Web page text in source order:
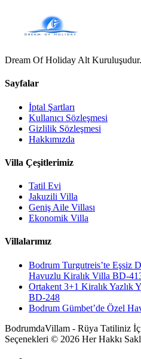
Dream Of Holiday Alt Kuruluşudur.
Sayfalar
İptal Şartları
Kullanıcı Sözleşmesi
Gizlilik Sözleşmesi
Hakkımızda
Villa Çeşitlerimiz
Tatil Evi
Jakuzili Villa
Geniş Aile Villası
Ekonomik Villa
Villalarımız
Bodrum Turgutreis’te Eşsiz
Havuzlu Kiralık Villa BD-
Ortakent 3+1 Kiralık Yazlık
BD-248
Bodrum Gümbet’de Özel
BodrumdaVillam - Rüya Tatiliniz
Seçenekleri © 2026 Her Hakkı